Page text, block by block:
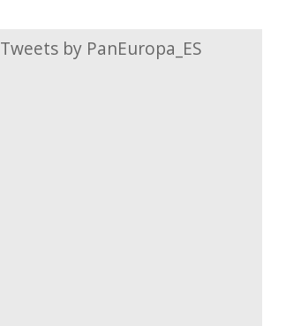
Tweets by PanEuropa_ES